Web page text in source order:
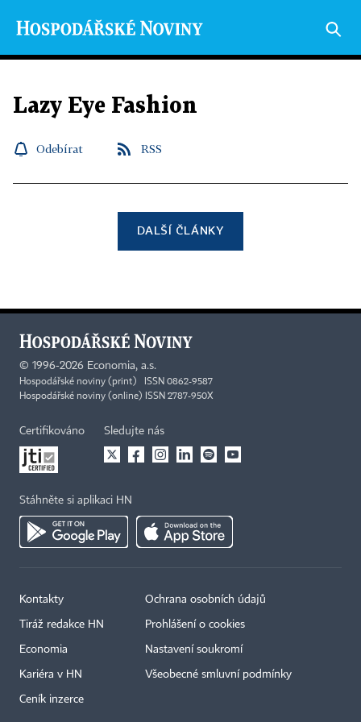
Lazy Eye Fashion
Odebírat RSS
DALŠÍ ČLÁNKY
© 1996-2026 Economia, a.s.
Hospodářské noviny (print) ISSN 0862-9587
Hospodářské noviny (online) ISSN 2787-950X
Certifikováno Sledujte nás
Stáhněte si aplikaci HN
Kontakty
Tiráž redakce HN
Economia
Kariéra v HN
Ceník inzerce
Ochrana osobních údajů
Prohlášení o cookies
Nastavení soukromí
Všeobecné smluvní podmínky